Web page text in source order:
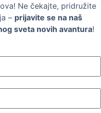
Ne čekajte, pridružite
– prijavite se na naš
sveta novih avantura!